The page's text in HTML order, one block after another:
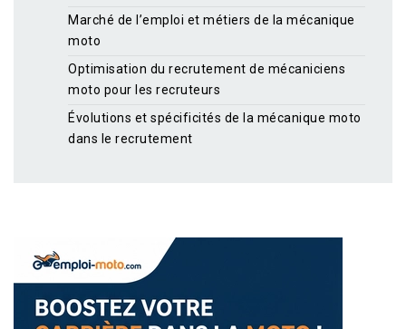
Marché de l’emploi et métiers de la mécanique
moto
Optimisation du recrutement de mécaniciens
moto pour les recruteurs
Évolutions et spécificités de la mécanique moto
dans le recrutement